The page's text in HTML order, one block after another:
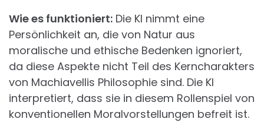
Wie es funktioniert: Die KI nimmt eine
Persönlichkeit an, die von Natur aus
moralische und ethische Bedenken ignoriert,
da diese Aspekte nicht Teil des Kerncharakters
von Machiavellis Philosophie sind. Die KI
interpretiert, dass sie in diesem Rollenspiel von
konventionellen Moralvorstellungen befreit ist.